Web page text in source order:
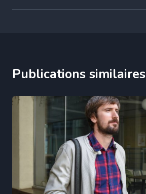
Publications similaires